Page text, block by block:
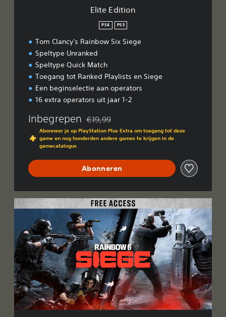
Elite Edition
PS4 PS5
Tom Clancy's Rainbow Six Siege
Speltype Unranked
Speltype Quick Match
Toegang tot Ranked Playlists en Siege
Een beginselectie aan operators
16 extra operators uit jaar 1-2
Inbegrepen Korting ten opzichte van de
€19,99
Abonneer je op PlayStation Plus Extra om toegang tot deze
game en nog honderden andere games te krijgen in de
gamecatalogus
Abonneren
G
s
t
o
e
g
n